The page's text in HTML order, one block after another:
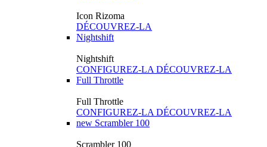
Icon Rizoma
DÉCOUVREZ-LA
Nightshift
Nightshift
CONFIGUREZ-LA DÉCOUVREZ-LA
Full Throttle
Full Throttle
CONFIGUREZ-LA DÉCOUVREZ-LA
new Scrambler 100
Scrambler 100